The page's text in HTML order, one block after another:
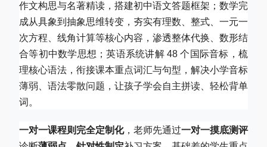
作文构思与名著精读，搭建初中语文答题框架；数学完
成从具象到抽象思维转变，夯实有理数、整式、一元一
次方程、线角计算等核心内容，渗透整体代换、数形结
合等初中数学思想；英语系统讲解 48 个国际音标，梳
理核心语法，衔接课本重点词汇与句型，解决小学音标
薄弱、语法零散问题，让孩子学会自主拼读、轻松背单
词。
一对一课程则完全定制化，老师先通过一对一摸底测评